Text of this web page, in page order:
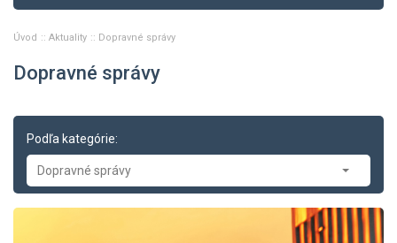
Úvod Aktuality Dopravné správy
Dopravné správy
Podľa kategórie:
Dopravné správy
Aktuality